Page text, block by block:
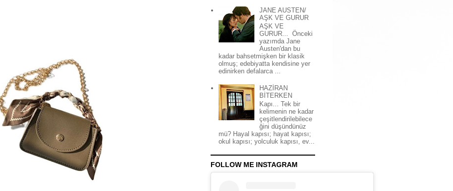
JANE AUSTEN/
AŞK VE GURUR
AŞK VE
GURUR... Önceki
yazımda Jane
Austen'dan bu
kadar bahsetmişken bir klasik
olmuş; edebiyatta kendisine yer
edinirken defalarca ...
HAZİRAN
BİTERKEN
Kapı... Tek bir
kelimenin ne kadar
çeşitlendirilebilece
ğini düşündünüz
mü? Hayal kapısı; hayat kapısı;
okul kapısı; yolculuk kapısı, ev...
FOLLOW ME INSTAGRAM